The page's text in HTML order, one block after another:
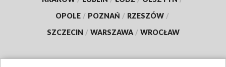
OPOLE / POZNAŃ / RZESZÓW /
SZCZECIN / WARSZAWA / WROCŁAW